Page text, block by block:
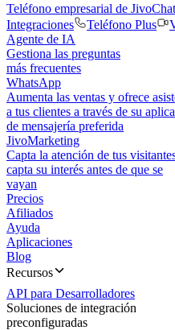
Teléfono empresarial de JivoChat
Integraciones
Teléfono Plus
Agente de IA
Gestiona las preguntas
más frecuentes
WhatsApp
Aumenta las ventas y ofrece
a tus clientes a través de su
de mensajería preferida
JivoMarketing
Capta la atención de tus
capta su interés antes de que se
vayan
Precios
Afiliados
Ayuda
Aplicaciones
Blog
Recursos
API para Desarrolladores
Soluciones de integración
preconfiguradas